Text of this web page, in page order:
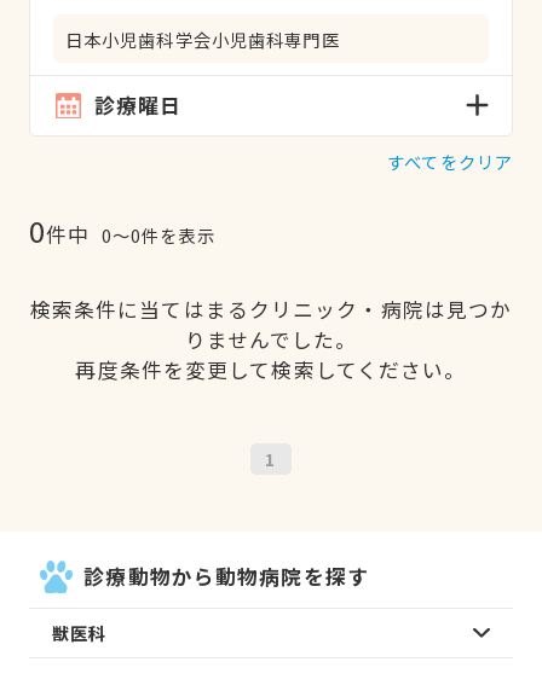
日本小児歯科学会小児歯科専門医
診療曜日
すべてをクリア
0件中 0〜0件を表示
検索条件に当てはまるクリニック・病院は見つか
りませんでした。
再度条件を変更して検索してください。
1
診療動物から動物病院を探す
獣医科